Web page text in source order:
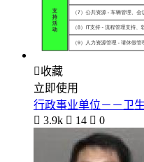
收藏
立即使用
行政事业单位－－卫
 3.9k  14  0